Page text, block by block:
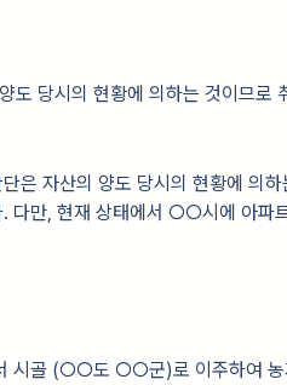
도 당시의 현황에 의하는 것이므로
은 자산의 양도 당시의 현황에 의하
다만, 현재 상태에서 ○○시에 아파
골 (○○도 ○○군)로 이주하여 농